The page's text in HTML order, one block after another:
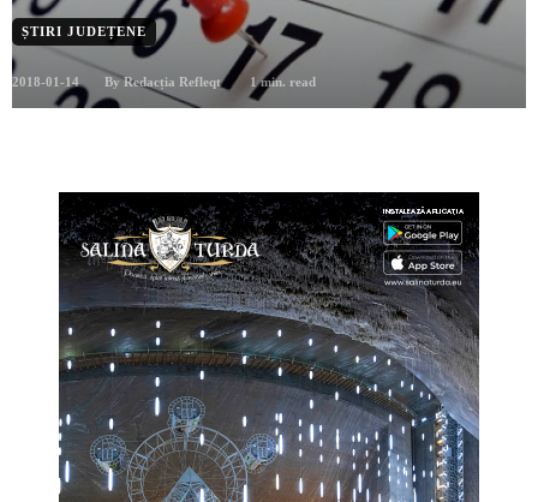
ȘTIRI JUDEȚENE
2018-01-14 By Redacția Refleqt 1min. read